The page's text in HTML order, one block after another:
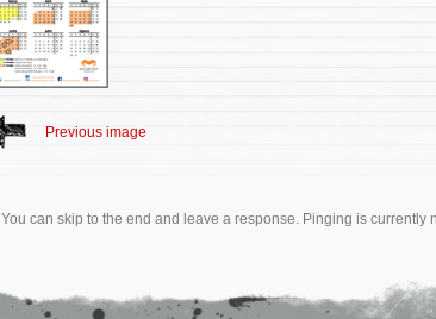
Previous image
You can skip to the end and leave a response. Pinging is currently